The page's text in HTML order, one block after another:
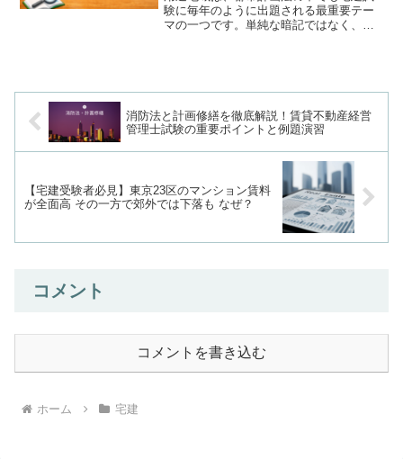
験に毎年のように出題される最重要テー
マの一つです。単純な暗記ではなく、
消防法と計画修繕を徹底解説！賃貸不動産経営
管理士試験の重要ポイントと例題演習
【宅建受験者必見】東京23区のマンション賃料
が全面高 その一方で郊外では下落も なぜ？
コメント
コメントを書き込む
ホーム 宅建